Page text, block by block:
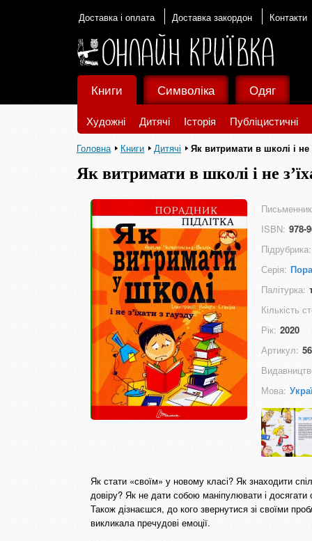
Доставка і оплата Доставка закордон Контакти
Книги
Художні Дитячі Історія Публіцистичні
Символіка Одяг
Головна Книги Дитячі Як витримати в школі і не
Як витримати в школі і не
ISBN: 978-
Підрубрика:
Серія:
Палітурка:
Кількість
Рік: 2020
Артикул:
Мова:
Як стати «своїм» у новому класі? Як знаходити
довіру? Як не дати собою маніпулювати і
Також дізнаєшся, до кого звернутися зі своїми
викликала пречудові емоції.